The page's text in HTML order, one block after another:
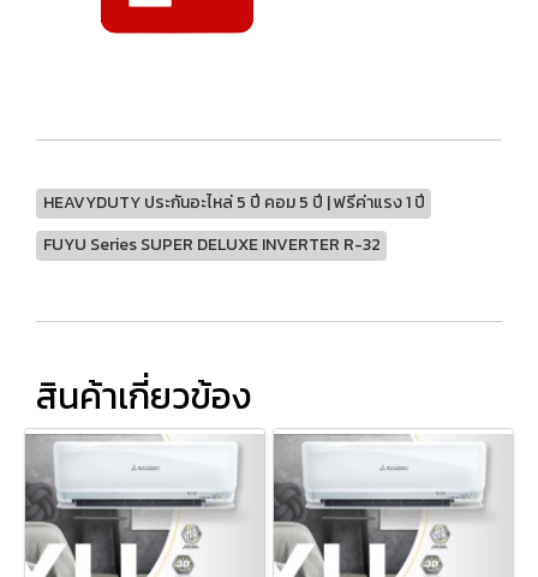
HEAVYDUTY ประกันอะไหล่ 5 ปี คอม 5 ปี | ฟรีค่าแรง 1 ปี
FUYU Series SUPER DELUXE INVERTER R-32
สินค้าเกี่ยวข้อง